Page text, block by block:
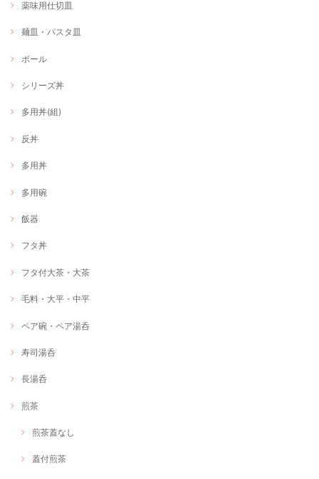
薬味用仕切皿
麺皿・パスタ皿
ボール
シリーズ丼
多用丼(組)
反丼
多用丼
多用碗
飯器
フタ丼
フタ付大茶・大茶
毛料・大平・中平
ペア碗・ペア湯呑
寿司湯呑
長湯呑
煎茶
煎茶蓋なし
蓋付煎茶